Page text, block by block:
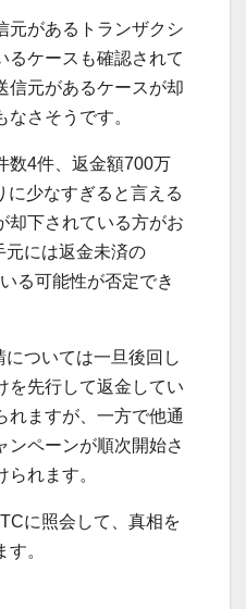
元があるトランザクシ
るケースも確認されて
信元があるケースが却
さそうです。
数4件、返金額700万
に少なすぎると言える
却下されている方がお
元には返金未済の
る可能性が否定でき
ついては一旦後回し
を先行して返金してい
れますが、一方で他通
ンペーンが順次開始さ
れます。
に照会して、真相を
。